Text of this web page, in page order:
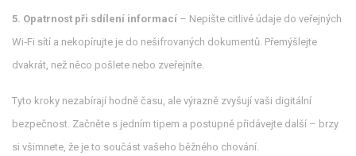
5. Opatrnost při sdílení informací – Nepište citlivé údaje do veřejných
Wi‑Fi sítí a nekopírujte je do nešifrovaných dokumentů. Přemýšlejte
dvakrát, než něco pošlete nebo zveřejníte.
Tyto kroky nezabírají hodně času, ale výrazně zvyšují vaši digitální
bezpečnost. Začněte s jedním tipem a postupně přidávejte další – brzy
si všimnete, že je to součást vašeho běžného chování.